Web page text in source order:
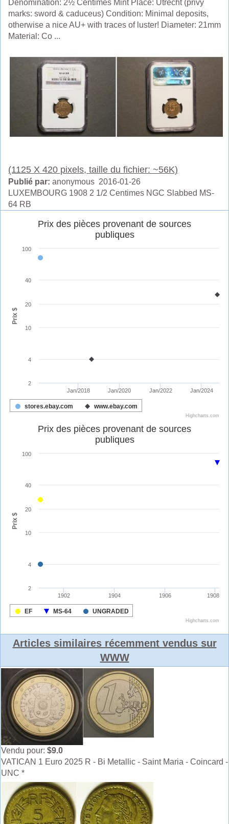
Denomination: 2½ Centimes Mint Place: Utrecht (privy
marks: sword & caduceus) Condition: Minimal deposits,
otherwise a nice AU+ with traces of luster! Diameter: 21mm
Material: Co ...
(1125 X 420 pixels, taille du fichier: ~56K)
Publié par: anonymous 2016-01-26
LUXEMBOURG 1908 2 1/2 Centimes NGC Slabbed MS-
64 RB
Articles similaires récemment vendus sur
WWW
Vendu pour: $9.0
VATICAN 1 Euro 2025 R - Bi Metallic - Saint Maria - Coincard -
UNC *